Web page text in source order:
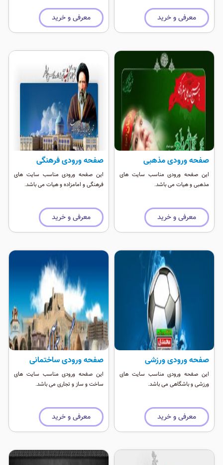
معرفی و خرید معرفی و خرید
صفحه ورودی مذهبی
این صفحه ورودی مناسب سایت های
مذهبی و هیات می باشد.
معرفی و خرید
صفحه ورودی فرهنگی
این صفحه ورودی مناسب سایت های
فرهنگی و امامزاده و هیات می باشد.
معرفی و خرید
صفحه ورودی ورزشی
این صفحه ورودی مناسب سایت های
ورزشی و باشگاهی می باشد.
معرفی و خرید
صفحه ورودی ساختمانی
این صفحه ورودی مناسب سایت های
ساخت و ساز و تجاری می باشد.
معرفی و خرید